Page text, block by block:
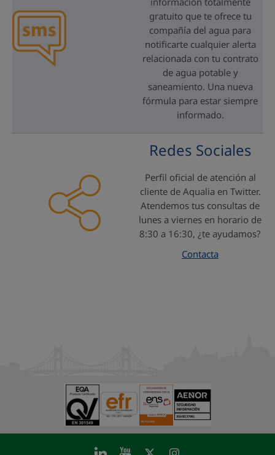
gratuito que te ofrece tu
compañía del agua para
notificarte cualquier alerta
relacionada con tu contrato
de agua potable y
saneamiento. Una nueva
fórmula para estar siempre
informado.
Redes Sociales
Perfil oficial de atención al
cliente de Aqualia en Twitter.
Atendemos tus consultas de
lunes a viernes en horario de
8:30 a 16:30, ¿te ayudamos?
Contacta